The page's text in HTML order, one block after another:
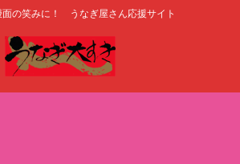
面の笑みに！ うなぎ屋さん応援サイト